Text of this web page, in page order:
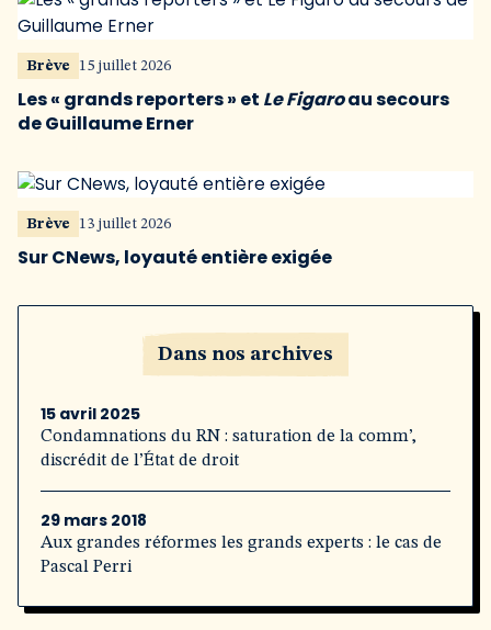
Brève 15 juillet 2026
Les « grands reporters » et Le Figaroau secours
de Guillaume Erner
Brève 13 juillet 2026
Sur CNews, loyauté entière exigée
Dans nos archives
15 avril 2025
Condamnations du RN : saturation de la comm’,
discrédit de l’État de droit
29 mars 2018
Aux grandes réformes les grands experts : le cas de
Pascal Perri